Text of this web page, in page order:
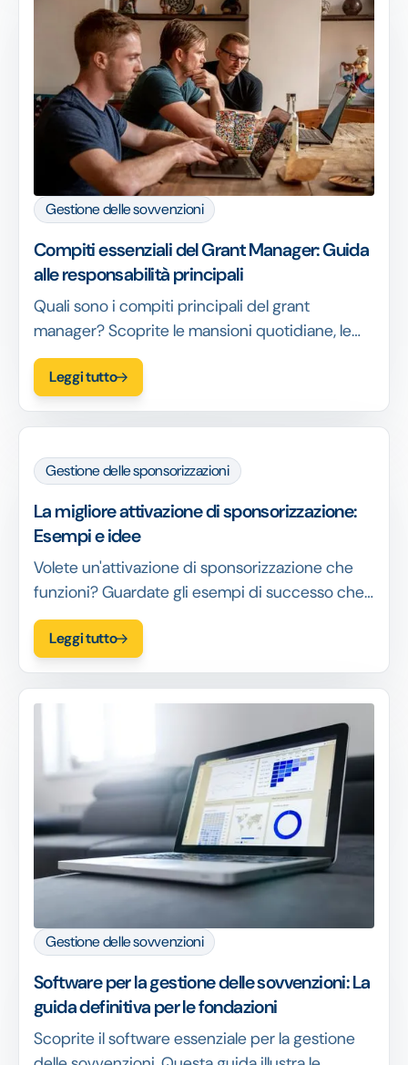
Gestione delle sovvenzioni
Compiti essenziali del Grant Manager: Guida
alle responsabilità principali
Quali sono i compiti principali del grant
manager? Scoprite le mansioni quotidiane, le
responsabilità strategiche, le competenze
richieste e come questo ruolo guida il successo
Leggi tutto
Gestione delle sponsorizzazioni
La migliore attivazione di sponsorizzazione:
Esempi e idee
Volete un'attivazione di sponsorizzazione che
funzioni? Guardate gli esempi di successo che
hanno portato risultati e ottenete informazioni
utili per le vostre attivazioni.
Leggi tutto
Gestione delle sovvenzioni
Software per la gestione delle sovvenzioni: La
guida definitiva per le fondazioni
Scoprite il software essenziale per la gestione